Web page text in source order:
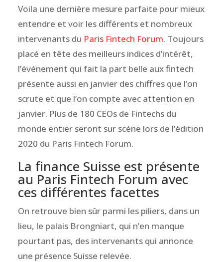
Voila une dernière mesure parfaite pour mieux
entendre et voir les différents et nombreux
intervenants du Paris Fintech Forum. Toujours
placé en tête des meilleurs indices d’intérêt,
l’événement qui fait la part belle aux fintech
présente aussi en janvier des chiffres que l’on
scrute et que l’on compte avec attention en
janvier. Plus de 180 CEOs de Fintechs du
monde entier seront sur scène lors de l’édition
2020 du Paris Fintech Forum.
La finance Suisse est présente
au Paris Fintech Forum avec
ces différentes facettes
On retrouve bien sûr parmi les piliers, dans un
lieu, le palais Brongniart, qui n’en manque
pourtant pas, des intervenants qui annonce
une présence Suisse relevée.